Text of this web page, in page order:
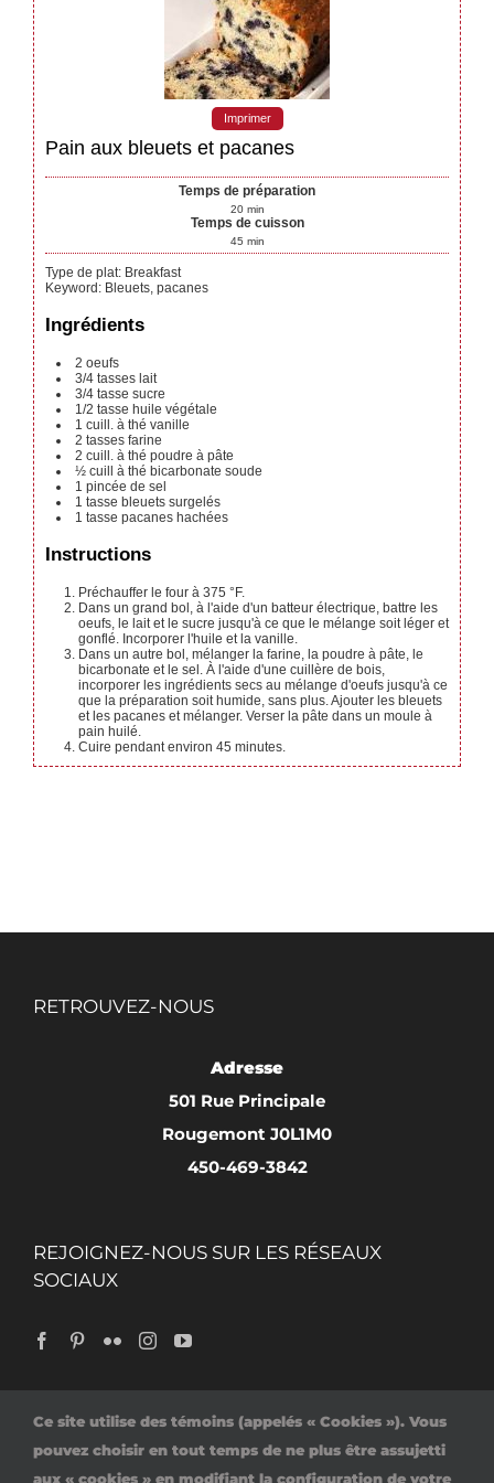
Imprimer
Pain aux bleuets et pacanes
Temps de préparation
20 min
Temps de cuisson
45 min
Type de plat: Breakfast
Keyword: Bleuets, pacanes
Ingrédients
2 oeufs
3/4 tasses lait
3/4 tasse sucre
1/2 tasse huile végétale
1 cuill. à thé vanille
2 tasses farine
2 cuill. à thé poudre à pâte
½ cuill à thé bicarbonate soude
1 pincée de sel
1 tasse bleuets surgelés
1 tasse pacanes hachées
Instructions
Préchauffer le four à 375 °F.
Dans un grand bol, à l'aide d'un batteur électrique, battre les
oeufs, le lait et le sucre jusqu'à ce que le mélange soit léger et
gonflé. Incorporer l'huile et la vanille.
Dans un autre bol, mélanger la farine, la poudre à pâte, le
bicarbonate et le sel. À l'aide d'une cuillère de bois,
incorporer les ingrédients secs au mélange d'oeufs jusqu'à ce
que la préparation soit humide, sans plus. Ajouter les bleuets
et les pacanes et mélanger. Verser la pâte dans un moule à
pain huilé.
Cuire pendant environ 45 minutes.
RETROUVEZ-NOUS
Adresse
501 Rue Principale
Rougemont J0L1M0
450-469-3842
REJOIGNEZ-NOUS SUR LES RÉSEAUX
SOCIAUX
Politique de confidentialité
Contact
Ce site utilise des témoins (appelés « Cookies »). Vous
pouvez choisir en tout temps de ne plus être assujetti
aux « cookies » en modifiant la configuration de votre